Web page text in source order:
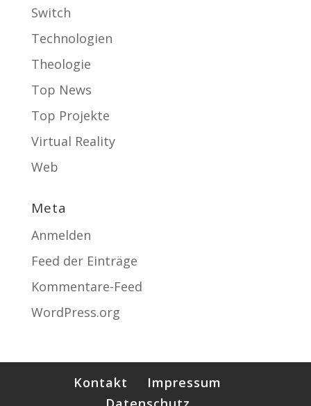
Switch
Technologien
Theologie
Top News
Top Projekte
Virtual Reality
Web
Meta
Anmelden
Feed der Einträge
Kommentare-Feed
WordPress.org
Kontakt
Impressum